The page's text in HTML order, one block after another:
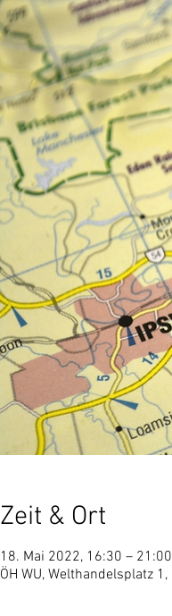
Zeit & Ort
18. Mai 2022, 16:30 – 21:00
ÖH WU, Welthandelsplatz